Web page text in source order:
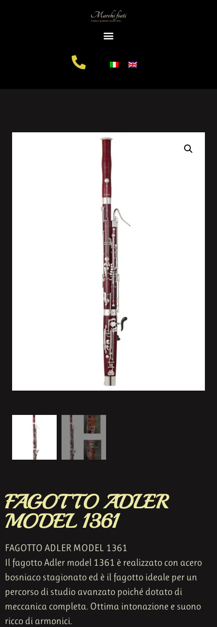
FAGOTTO ADLER
MODEL 1361
FAGOTTO ADLER MODEL 1361
Il fagotto Adler model 1361 è realizzato con acero
bosniaco stagionato ed è il fagotto ideale per un
percorso di studio avanzato poiché dotato di
meccanica completa. Ottima intonazione e suono
ricco di armonici.